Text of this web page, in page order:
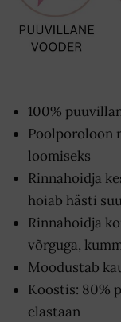
100%
Poolporoloon
loomiseks
Rinnahoidja
hoiab hästi
Rinnahoidja
võrguga,
Moodustab
Koostis: 80%
elastaan